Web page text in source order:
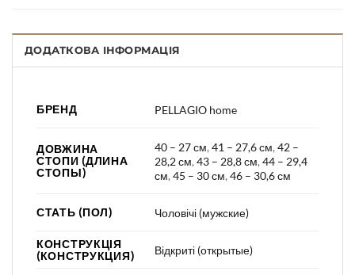
ДОДАТКОВА ІНФОРМАЦІЯ
БРЕНД PELLAGIO home
ДОВЖИНА
СТОПИ (ДЛИНА
СТОПЫ)
40 – 27 см,41 – 27,6 см,42 –
28,2 см,43 – 28,8 см,44 – 29,4
см,45 – 30 см,46 – 30,6 см
СТАТЬ (ПОЛ) Чоловічі (мужские)
КОНСТРУКЦІЯ
(КОНСТРУКЦИЯ)
Відкриті (открытые)